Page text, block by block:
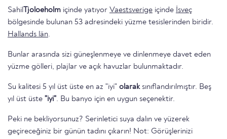
SahilTjoloeholm içinde yatıyor Vaestsverige içinde İsveç
bölgesinde bulunan 53 adresindeki yüzme tesislerinden biridir.
Hallands län.
Bunlar arasında sizi güneşlenmeye ve dinlenmeye davet eden
yüzme gölleri, plajlar ve açık havuzlar bulunmaktadır.
Su kalitesi 5 yıl üst üste en az "iyi" olaraksınıflandırılmıştır. Beş
yıl üst üste "iyi". Bu banyo için en uygun seçenektir.
Peki ne bekliyorsunuz? Serinletici suya dalın ve yüzerek
geçireceğiniz bir günün tadını çıkarın! Not: Görüşlerinizi